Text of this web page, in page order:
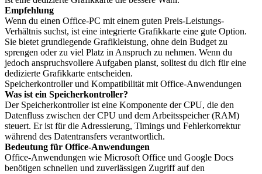
Empfehlung
Wenn du einen Office-PC mit einem guten Preis-Leistungs-
Verhältnis suchst, ist eine integrierte Grafikkarte eine gute Option.
Sie bietet grundlegende Grafikleistung, ohne dein Budget zu
sprengen oder zu viel Platz in Anspruch zu nehmen. Wenn du
jedoch anspruchsvollere Aufgaben planst, solltest du dich für eine
dedizierte Grafikkarte entscheiden.
Speicherkontroller und Kompatibilität mit Office-Anwendungen
Was ist ein Speicherkontroller?
Der Speicherkontroller ist eine Komponente der CPU, die den
Datenfluss zwischen der CPU und dem Arbeitsspeicher (RAM)
steuert. Er ist für die Adressierung, Timings und Fehlerkorrektur
während des Datentransfers verantwortlich.
Bedeutung für Office-Anwendungen
Office-Anwendungen wie Microsoft Office und Google Docs
benötigen schnellen und zuverlässigen Zugriff auf den